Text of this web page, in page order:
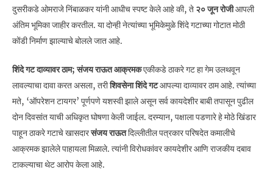
दुसरीकडे ओमराजे निंबाळकर यांनी आधीच स्पष्ट केले आहे की, ते २० जून रोजीआपली
अंतिम भूमिका जाहीर करतील. या दोन्ही नेत्यांच्या भूमिकेमुळे शिंदे गटाच्या गोटात मोठी
कोंडी निर्माण झाल्याचे बोलले जात आहे.
शिंदे गट दाव्यावर ठाम; संजय राऊत आक्रमकएकीकडे ठाकरे गट हा गेम उलथवून
लावल्याचा दावा करत असला, तरीशिवसेना शिंदे गटआपल्या दाव्यावर ठाम आहे. त्यांच्या
मते, ‘ऑपरेशन टायगर’ पूर्णपणे यशस्वी झाले असून सर्व कायदेशीर बाबी तपासून पुढील
दोन दिवसांत याची अधिकृत घोषणा केली जाईल. दरम्यान, पक्षाला पडणारे हे मोठे खिंडार
पाहून ठाकरे गटाचे खासदारसंजय राऊतदिल्लीतील पत्रकार परिषदेत कमालीचे
आक्रमक झालेले पाहायला मिळाले. त्यांनी विरोधकांवर कायदेशीर आणि राजकीय दबाव
टाकल्याचा थेट आरोप केला आहे.